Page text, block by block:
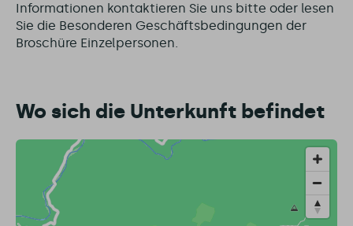
Informationen kontaktieren Sie uns bitte oder lesen
Sie die Besonderen Geschäftsbedingungen der
Broschüre Einzelpersonen.
Wo sich die Unterkunft befindet